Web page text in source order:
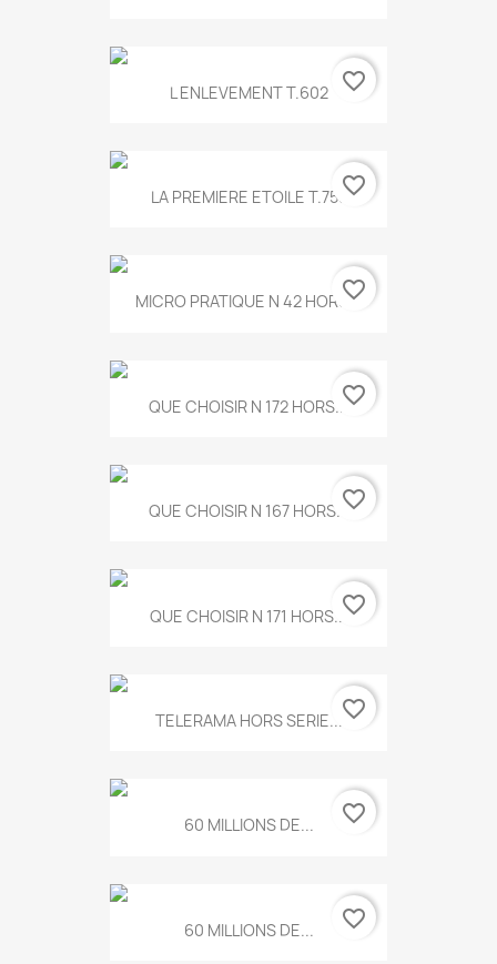
L ENLEVEMENT T.602 favorite_border
LA PREMIERE ETOILE T.755favorite_border
MICRO PRATIQUE N 42 HORS...
favorite_border
QUE CHOISIR N 172 HORS...favorite_border
QUE CHOISIR N 167 HORS...favorite_border
QUE CHOISIR N 171 HORS...favorite_border
TELERAMA HORS SERIE...favorite_border
60 MILLIONS DE... favorite_border
60 MILLIONS DE... favorite_border